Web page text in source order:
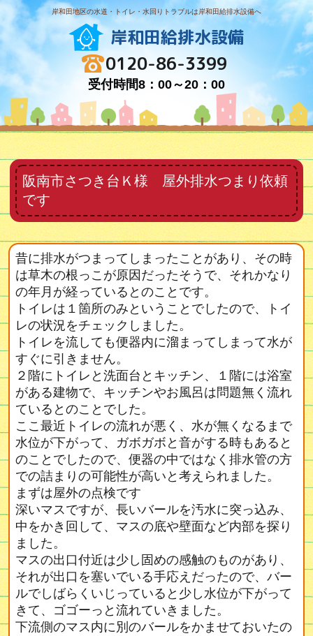
岸和田地区の水道・トイレ・水回りトラブルは岸和田給排水設備へ
岸和田給排水設備
0120-86-3399
受付時間8：00～20：00
阪南市さつき台Ｋ様 屋外排水つまり依頼
です
昔に排水がつまってしまったことがあり、その時
は草木の根っこが原因だったそうで、それかなり
の年月が経っているとのことです。
トイレは１箇所のみということでしたので、トイ
レの状況をチェックしました。
トイレを流しても便器内に溜まってしまって水が
すぐに引きません。
２階にトイレと洗面台とキッチン、１階には浴室
がある建物で、キッチンやお風呂は問題無く流れ
ているとのことでした。
ここ最近トイレの流れが悪く、水が無くなるまで
水位が下がって、ガボガボと音がする時もあると
のことでしたので、便器の中ではなく排水管の方
での詰まりの可能性が高いと考えられました。
まずは屋外の点検です
深いマスですが、長いバールを汚水に突っ込み、
中をかき回して、マスの底や壁面など内部を探り
ました。
マスの出口付近は少し固めの感触のものがあり、
それが出口を塞いでいる手応えだったので、バー
ルでしばらくいじっていると少し水位が下がって
きて、ゴゴーっと流れていきました。
下流側のマス内に別のバールをかませておいたの